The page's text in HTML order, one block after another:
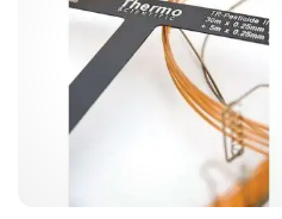
示例：前文提到
2. 运动补液需求
高电解质饮料
和
顾口感与功能：
3. 临时替代方案